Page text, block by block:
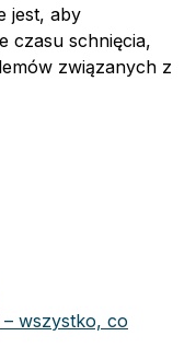
jest, aby
czasu schnięcia,
związanych z
wszystko, co